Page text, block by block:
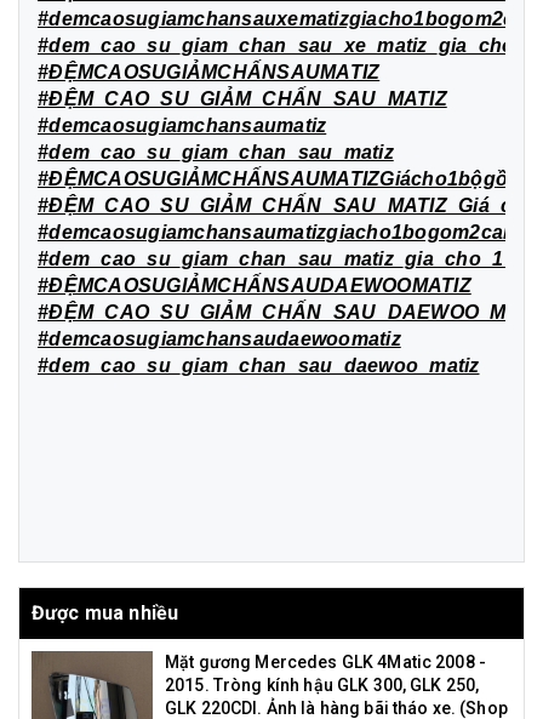
#demcaosugiamchansauxematizgiacho1bogom2cai
#ĐỆMCAOSUGIẢMCHẤNSAUMATIZ
#ĐỆM_CAO_SU_GIẢM_CHẤN_SAU_MATIZ
#demcaosugiamchansaumatiz
#dem_cao_su_giam_chan_sau_matiz
#demcaosugiamchansaumatizgiacho1bogom2cai
#ĐỆMCAOSUGIẢMCHẤNSAUDAEWOOMATIZ
#demcaosugiamchansaudaewoomatiz
#dem_cao_su_giam_chan_sau_daewoo_matiz
Được mua nhiều
Mặt gương Mercedes GLK 4Matic 2008 -
2015. Tròng kính hậu GLK 300, GLK 250,
GLK 220CDI. Ảnh là hàng bãi tháo xe. (Shop